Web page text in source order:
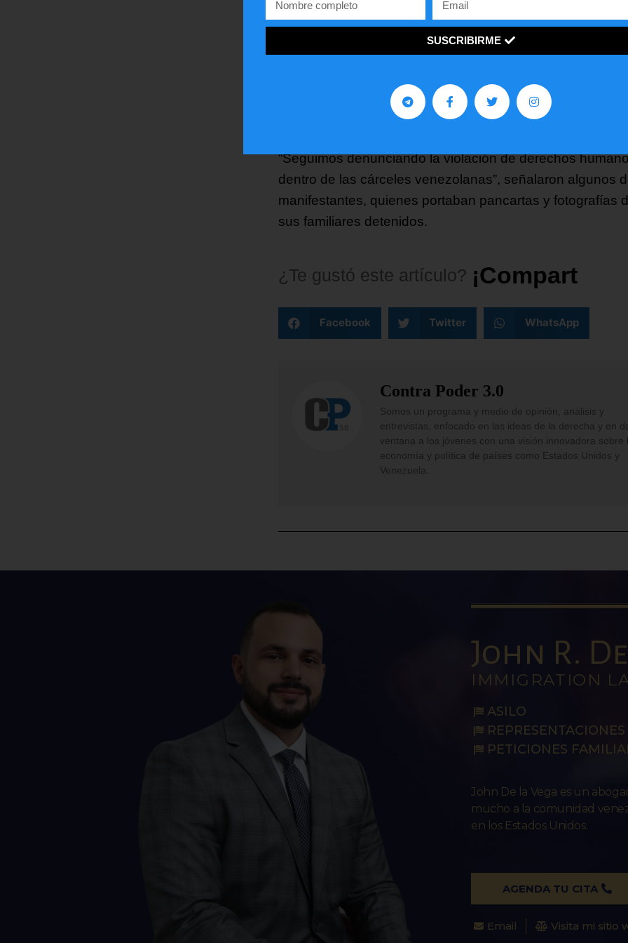
Los familiares también expresaron preocupación por los
recientes motines ocurridos en cárceles venezolanas,
centros penitenciarios, donde se reportaron muertos y
en medio de protestas de los reclusos por las condiciones
“Seguimos denunciando la violación de derechos
dentro de las cárceles venezolanas”, señalaron algunos
manifestantes, quienes portaban pancartas y fotografías
sus familiares detenidos.
¿Te gustó este artículo? ¡Compart
Facebook Twitter WhatsApp
Contra Poder 3.0
Somos un programa y medio de opinión, análisis y
entrevistas, enfocado en las ideas de la derecha y en
ventana a los jóvenes con una visión innovadora sobre
economía y política de países como Estados Unidos y
Venezuela.
John R.
IMMIGRATION
ASILO
PETICIONES
John De la Vega es un
mucho a la comunidad
en los Estados Unidos.
AGENDA TU CITA
Email Visita mi sitio
SUSCRIBIRME